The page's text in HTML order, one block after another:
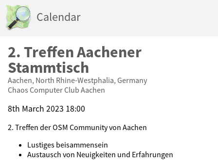
Calendar
2. Treffen Aachener
Stammtisch
Aachen, North Rhine-Westphalia, Germany
Chaos Computer Club Aachen
8th March 2023 18:00
2. Treffen der OSM Community von Aachen
Lustiges beisammensein
Austausch von Neuigkeiten und Erfahrungen